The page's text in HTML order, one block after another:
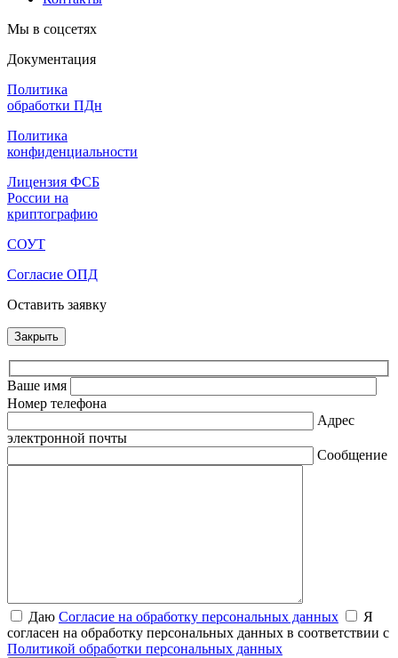
Мы в соцсетях
Документация
Политика
обработки ПДн
Политика
конфиденциальности
Лицензия ФСБ
России на
криптографию
СОУТ
Согласие ОПД
Оставить заявку
Закрыть
Ваше имя
Номер телефона
Адрес
электронной почты
Сообщение
Даю Согласие на обработку персональных данных
Я
согласен на обработку персональных данных в соответствии с
Политикой обработки персональных данных